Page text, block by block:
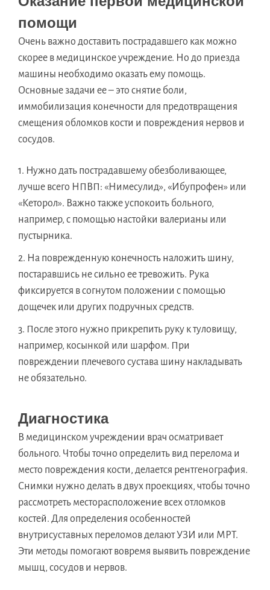
помощи
Очень важно доставить пострадавшего как можно
скорее в медицинское учреждение. Но до приезда
машины необходимо оказать ему помощь.
Основные задачи ее – это снятие боли,
иммобилизация конечности для предотвращения
смещения обломков кости и повреждения нервов и
сосудов.
Нужно дать пострадавшему обезболивающее,
лучше всего НПВП: «Нимесулид», «Ибупрофен» или
«Кеторол». Важно также успокоить больного,
например, с помощью настойки валерианы или
пустырника.
На поврежденную конечность наложить шину,
постаравшись не сильно ее тревожить. Рука
фиксируется в согнутом положении с помощью
дощечек или других подручных средств.
После этого нужно прикрепить руку к туловищу,
например, косынкой или шарфом. При
повреждении плечевого сустава шину накладывать
не обязательно.
Диагностика
В медицинском учреждении врач осматривает
больного. Чтобы точно определить вид перелома и
место повреждения кости, делается рентгенография.
Снимки нужно делать в двух проекциях, чтобы точно
рассмотреть месторасположение всех отломков
костей. Для определения особенностей
внутрисуставных переломов делают УЗИ или МРТ.
Эти методы помогают вовремя выявить повреждение
мышц, сосудов и нервов.